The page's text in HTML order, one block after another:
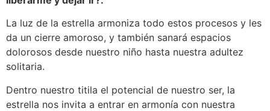
La luz de la estrella armoniza todo estos procesos y les
da un cierre amoroso, y también sanará espacios
dolorosos desde nuestro niño hasta nuestra adultez
solitaria.
Dentro nuestro titila el potencial de nuestro ser, la
estrella nos invita a entrar en armonía con nuestra